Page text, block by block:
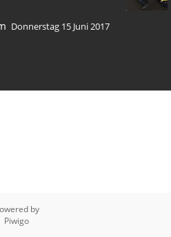
Donnerstag 15 Juni 2017
by
Piwigo